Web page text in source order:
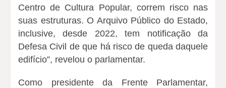
Centro de Cultura Popular, correm risco nas
suas estruturas. O Arquivo Público do Estado,
inclusive, desde 2022, tem notificação da
Defesa Civil de que há risco de queda daquele
edifício”, revelou o parlamentar.
Como presidente da Frente Parlamentar,